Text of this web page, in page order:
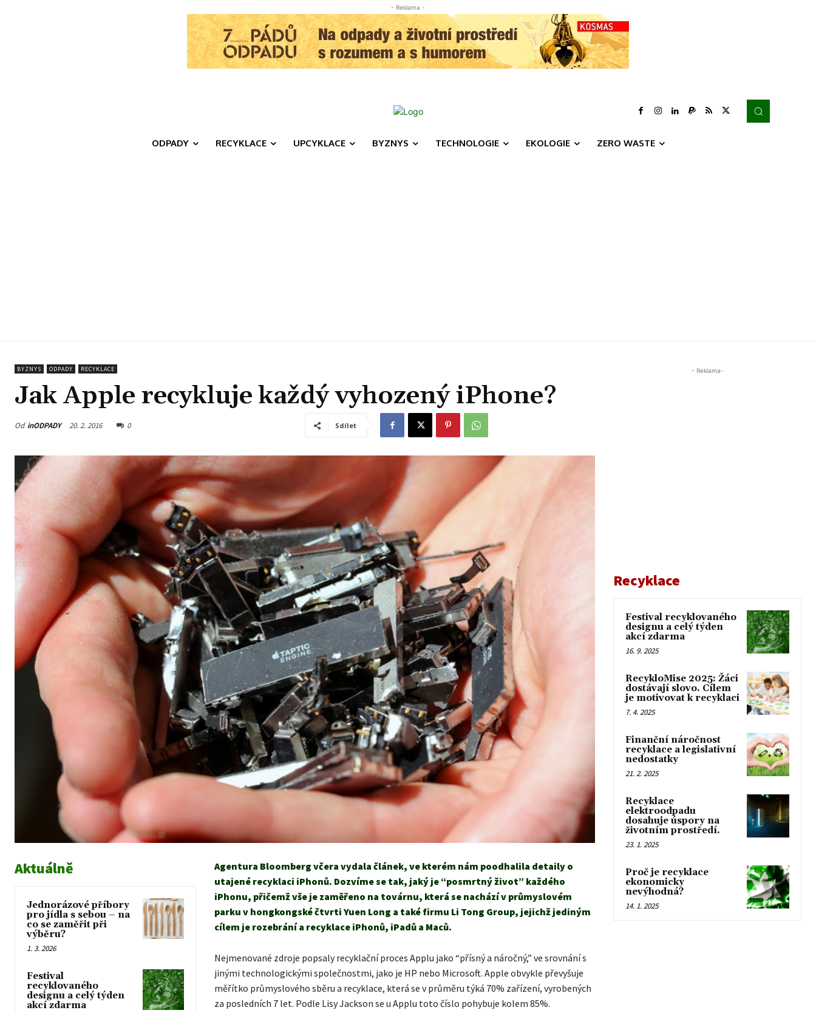
- Reklama -
ODPADY RECYKLACE UPCYKLACE BYZNYS TECHNOLOGIE EKOLOGIE ZERO WASTE
BYZNYS ODPADY RECYKLACE
Jak Apple recykluje každý vyhozený iPhone?
Od inODPADY 20. 2. 2016 0 Sdílet
Aktuálně
Jednorázové příbory
pro jídla s sebou – na
co se zaměřit při
výběru?
1. 3. 2026
Festival
recyklovaného
designu a celý týden
akcí zdarma
Agentura Bloomberg včera vydala článek, ve kterém nám poodhalila detaily o
utajené recyklaci iPhonů. Dozvíme se tak, jaký je “posmrtný život” každého
iPhonu, přičemž vše je zaměřeno na továrnu, která se nachází v průmyslovém
parku v hongkongské čtvrti Yuen Long a také firmu Li Tong Group, jejichž jediným
cílem je rozebrání a recyklace iPhonů, iPadů a Maců.
Nejmenované zdroje popsaly recyklační proces Applu jako “přísný a náročný,” ve srovnání s
jinými technologickými společnostmi, jako je HP nebo Microsoft. Apple obvykle převyšuje
měřítko průmyslového sběru a recyklace, která se v průměru týká 70% zařízení, vyrobených
za posledních 7 let. Podle Lisy Jackson se u Applu toto číslo pohybuje kolem 85%.
- Reklama-
Recyklace
Festival recyklovaného
designu a celý týden
akcí zdarma
16. 9. 2025
RecykloMise 2025: Žáci
dostávají slovo. Cílem
je motivovat k recyklaci
7. 4. 2025
Finanční náročnost
recyklace a legislativní
nedostatky
21. 2. 2025
Recyklace
elektroodpadu
dosahuje úspory na
životním prostředí.
23. 1. 2025
Proč je recyklace
ekonomicky
nevýhodná?
14. 1. 2025